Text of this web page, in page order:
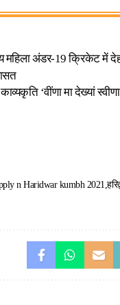
अंडर-19 क्रिकेट में
‘वींणा मा देख्यां
n Haridwar kumbh 2021